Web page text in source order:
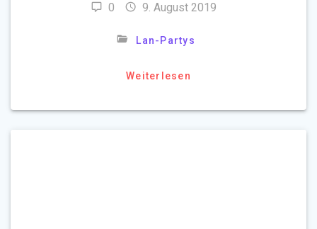
0 9. August 2019
Lan-Partys
Weiterlesen